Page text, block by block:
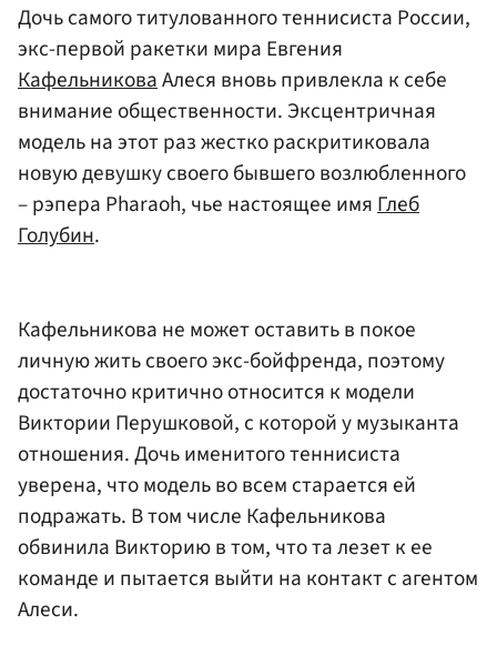
Дочь самого титулованного теннисиста России,
экс-первой ракетки мира Евгения
КафельниковаАлеся вновь привлекла к себе
внимание общественности. Эксцентричная
модель на этот раз жестко раскритиковала
новую девушку своего бывшего возлюбленного
– рэпера Pharaoh, чье настоящее имяГлеб
Голубин.
Кафельникова не может оставить в покое
личную жить своего экс-бойфренда, поэтому
достаточно критично относится к модели
Виктории Перушковой, с которой у музыканта
отношения. Дочь именитого теннисиста
уверена, что модель во всем старается ей
подражать. В том числе Кафельникова
обвинила Викторию в том, что та лезет к ее
команде и пытается выйти на контакт с агентом
Алеси.